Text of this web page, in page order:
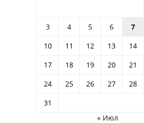
3
4 5 6 7
10
11 12 13 14
17
18 19 20 21
24
25 26 27 28
31
« Июл